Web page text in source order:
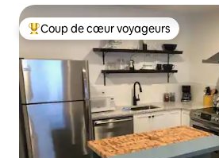
Coup de cœur voyageurs parmi les
Coup de cœur voyageurs